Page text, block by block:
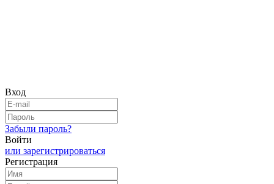
Вход
Забыли пароль?
Войти
или зарегистрироваться
Регистрация